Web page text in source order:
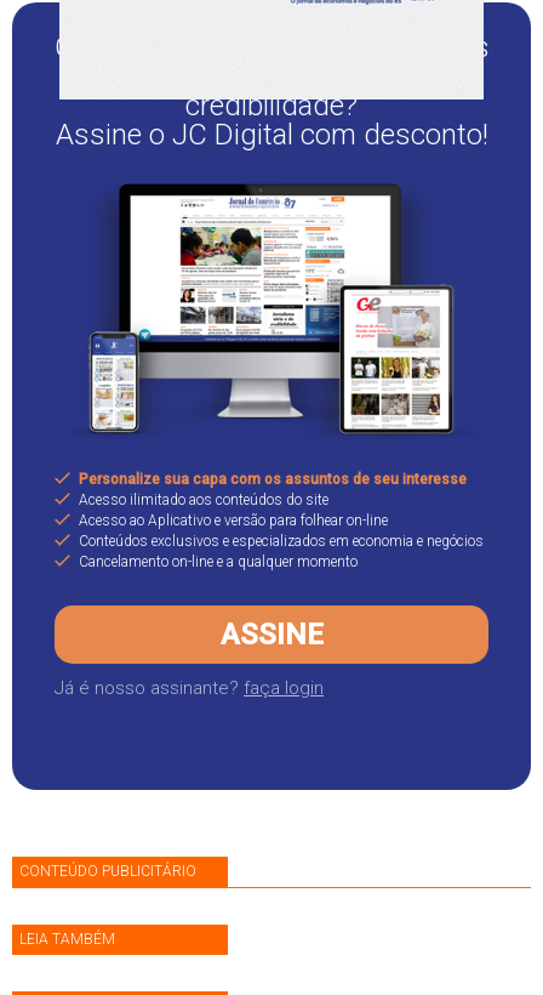
Quer continuar lendo este e outros
credibilidade?
Assine o JC Digital com desconto!
Personalize sua capa com os assuntos de seu interesse
Acesso ilimitado aos conteúdos do site
Acesso ao Aplicativo e versão para folhear on-line
Conteúdos exclusivos e especializados em economia e negócios
Cancelamento on-line e a qualquer momento
ASSINE
Já é nosso assinante? faça login
CONTEÚDO PUBLICITÁRIO
LEIA TAMBÉM